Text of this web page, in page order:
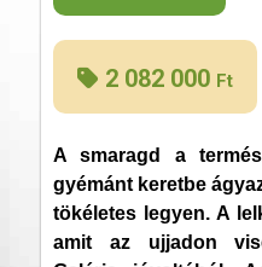
2 082 000 Ft
A smaragd a
gyémánt keretbe
tökéletes legyen. A
amit az ujjadon